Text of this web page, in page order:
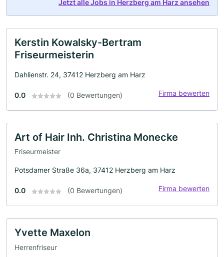
Jetzt alle Jobs in Herzberg am Harz ansehen
Kerstin Kowalsky-Bertram
Friseurmeisterin
Dahlienstr. 24, 37412 Herzberg am Harz
0.0 (0 Bewertungen) Firma bewerten
Art of Hair Inh. Christina Monecke
Friseurmeister
Potsdamer Straße 36a, 37412 Herzberg am Harz
0.0 (0 Bewertungen) Firma bewerten
Yvette Maxelon
Herrenfriseur